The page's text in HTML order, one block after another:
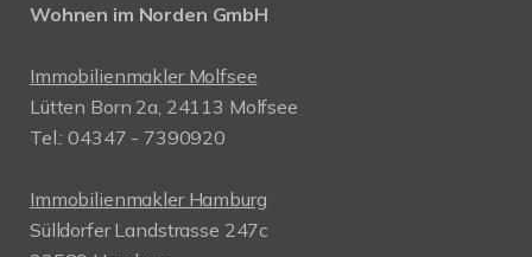
Wohnen im Norden GmbH
Immobilienmakler Molfsee
Lütten Born 2a, 24113 Molfsee
Tel.: 04347 - 7390920
Immobilienmakler Hamburg
Sülldorfer Landstrasse 247c